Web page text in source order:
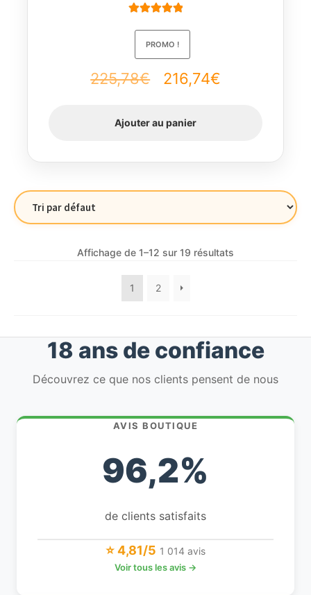
PROMO !
225,78€
Le
initial
216,74€Le
Ajouter au panier
Affichage de 1–12 sur 19 résultats
1 2
18 ans de confiance
Découvrez ce que nos clients pensent de nous
AVIS BOUTIQUE
96,2%
de clients satisfaits
⭐ 4,81/5 1 014 avis
Voir tous les avis →